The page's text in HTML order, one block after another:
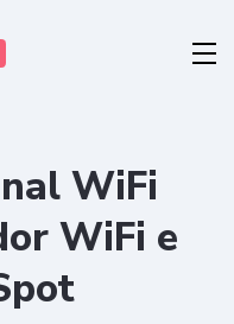
WiFi
WiFi e